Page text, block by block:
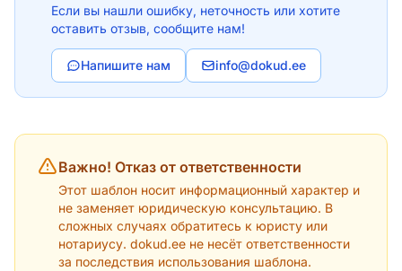
Если вы нашли ошибку, неточность или хотите
оставить отзыв, сообщите нам!
Напишите нам info@dokud.ee
Важно! Отказ от ответственности
Этот шаблон носит информационный характер и
не заменяет юридическую консультацию. В
сложных случаях обратитесь к юристу или
нотариусу. dokud.ee не несёт ответственности
за последствия использования шаблона.